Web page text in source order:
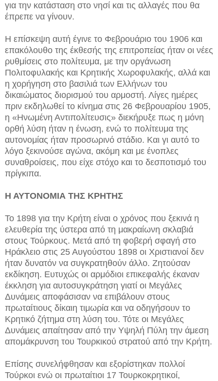
για την κατάσταση στο νησί και τις αλλαγές που θα
έπρεπε να γίνουν.
Η επίσκεψη αυτή έγινε το Φεβρουάριο του 1906 και
επακόλουθο της έκθεσής της επιτροπείας ήταν οι νέες
ρυθμίσεις στο πολίτευμα, με την οργάνωση
Πολιτοφυλακής και Κρητικής Χωροφυλακής, αλλά και
η χορήγηση στο βασιλιά των Ελλήνων του
δικαιώματος διορισμού του αρμοστή. Λίγες ημέρες
πριν εκδηλωθεί το κίνημα στις 26 Φεβρουαρίου 1905,
η «Ηνωμένη Αντιπολίτευσις» διεκήρυξε πως η μόνη
ορθή λύση ήταν η ένωση, ενώ το πολίτευμα της
αυτονομίας ήταν προσωρινό στάδιο. Και γι αυτό το
λόγο ξεκινούσε αγώνα, ακόμη και με ένοπλες
συναθροίσεις, που είχε στόχο και το δεσποτισμό του
πρίγκιπα.
Η ΑΥΤΟΝΟΜΙΑ ΤΗΣ ΚΡΗΤΗΣ
Το 1898 για την Κρήτη είναι ο χρόνος που ξεκινά η
ελευθερία της ύστερα από τη μακραίωνη σκλαβιά
στους Τούρκους. Μετά από τη φοβερή σφαγή στο
Ηράκλειο στις 25 Αυγούστου 1898 οι Χριστιανοί δεν
ήταν δυνατόν να συγκρατηθούν άλλο. Ζητούσαν
εκδίκηση. Ευτυχώς οι αρμόδιοι επικεφαλής έκαναν
έκκληση για αυτοσυγκράτηση γιατί οι Μεγάλες
Δυνάμεις αποφάσισαν να επιβάλουν στους
πρωταίτιους δίκαιη τιμωρία και να οδηγήσουν το
Κρητικό ζήτημα στη λύση του. Τότε οι Μεγάλες
Δυνάμεις απαίτησαν από την Υψηλή Πύλη την άμεση
απομάκρυνση του Τουρκικού στρατού από την Κρήτη.
Επίσης συνελήφθησαν και εξορίστηκαν πολλοί
Τούρκοι ενώ οι πρωταίτιοι 17 Τουρκοκρητικοί,